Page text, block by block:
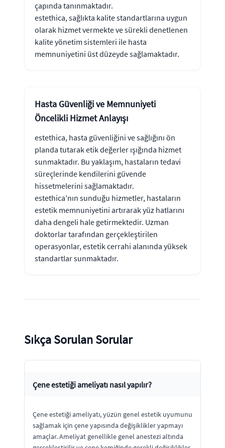
çapında tanınmaktadır.
estethica, sağlıkta kalite standartlarına uygun
olarak hizmet vermekte ve sürekli denetlenen
kalite yönetim sistemleri ile hasta
memnuniyetini üst düzeyde sağlamaktadır.
Hasta Güvenliği ve Memnuniyeti
Öncelikli Hizmet Anlayışı
estethica, hasta güvenliğini ve sağlığını ön
planda tutarak etik değerler ışığında hizmet
sunmaktadır. Bu yaklaşım, hastaların tedavi
süreçlerinde kendilerini güvende
hissetmelerini sağlamaktadır.
estethica'nın sunduğu hizmetler, hastaların
estetik memnuniyetini artırarak yüz hatlarını
daha dengeli hale getirmektedir. Uzman
doktorlar tarafından gerçekleştirilen
operasyonlar, estetik cerrahi alanında yüksek
standartlar sunmaktadır.
Sıkça Sorulan Sorular
Çene estetiği ameliyatı nasıl yapılır?
Çene estetiği ameliyatı, yüzün genel estetik uyumunu
sağlamak için çene yapısında değişiklikler yapmayı
amaçlar. Ameliyat genellikle genel anestezi altında